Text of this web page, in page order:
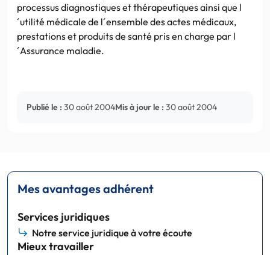
processus diagnostiques et thérapeutiques ainsi que l
´utilité médicale de l´ensemble des actes médicaux,
prestations et produits de santé pris en charge par l
´Assurance maladie.
Publié le : 30 août 2004Mis à jour le : 30 août 2004
Mes avantages adhérent
Services juridiques
Notre service juridique à votre écoute
Mieux travailler